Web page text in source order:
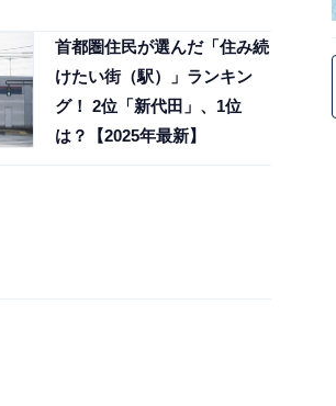
首都圏住民が選んだ「住み続
けたい街（駅）」ランキン
グ！ 2位「新代田」、1位
は？【2025年最新】